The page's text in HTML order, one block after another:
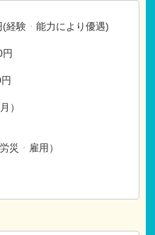
人の関わりを大切にしなが
んでいくことを常に目指し
っているときにお手伝いを
(経験・ 能力により優遇)
）
労災 ・ 雇用）